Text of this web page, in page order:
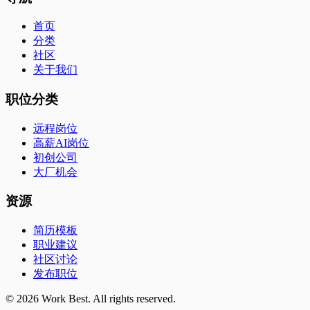
首页
分类
社区
关于我们
职位分类
远程岗位
高薪AI岗位
初创公司
大厂机会
资源
简历模板
职业建议
社区讨论
发布职位
© 2026 Work Best. All rights reserved.